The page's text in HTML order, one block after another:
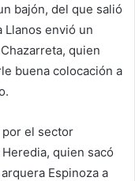
bajón, del que salió
Llanos envió un
quien
buena colocación a
por el sector
quien sacó
Espinoza a